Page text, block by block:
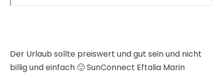
Der Urlaub sollte preiswert und gut sein und nicht
billig und einfach 🙂 SunConnect Eftalia Marin